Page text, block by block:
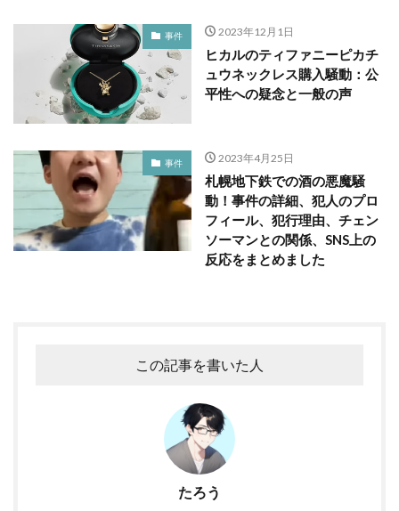
事件 2023年12月1日
ヒカルのティファニーピカチ
ュウネックレス購入騒動：公
平性への疑念と一般の声
事件 2023年4月25日
札幌地下鉄での酒の悪魔騒
動！事件の詳細、犯人のプロ
フィール、犯行理由、チェン
ソーマンとの関係、SNS上の
反応をまとめました
この記事を書いた人
たろう